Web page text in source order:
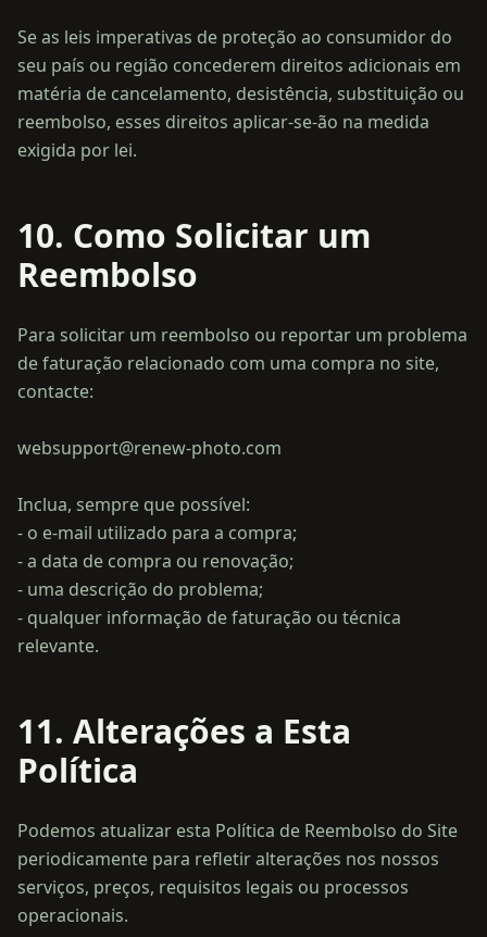
Se as leis imperativas de proteção ao consumidor do
seu país ou região concederem direitos adicionais em
matéria de cancelamento, desistência, substituição ou
reembolso, esses direitos aplicar-se-ão na medida
10. Como Solicitar um
Reembolso
Para solicitar um reembolso ou reportar um problema
de faturação relacionado com uma compra no site,
contacte:
websupport@renew-photo.com
Inclua, sempre que possível:
- o e-mail utilizado para a compra;
- a data de compra ou renovação;
- uma descrição do problema;
- qualquer informação de faturação ou técnica
11. Alterações a Esta
Política
Podemos atualizar esta Política de Reembolso do Site
periodicamente para refletir alterações nos nossos
serviços, preços, requisitos legais ou processos
operacionais.